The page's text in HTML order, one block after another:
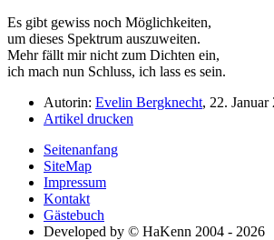
Es gibt gewiss noch Möglichkeiten,
um dieses Spektrum auszuweiten.
Mehr fällt mir nicht zum Dichten ein,
ich mach nun Schluss, ich lass es sein.
Autorin: Evelin Bergknecht, 22. Januar
Artikel drucken
Seitenanfang
SiteMap
Impressum
Kontakt
Gästebuch
Developed by © HaKenn 2004 - 2026